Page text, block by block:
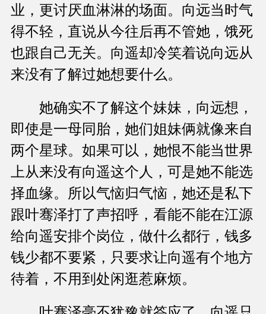
业，更讨厌血淋淋的场面。向远当时气
得不轻，直说从今往后再不管她，饿死
也跟自己无关。向遥却冷笑着说向远从
来没有了解过她想要什么。
她确实不了解这个妹妹，向远想，
即使是一母同胎，她们姐妹俩就像来自
两个星球。如果可以，她恨不能当世界
上从来没有向遥这个人，可是她不能选
择血缘。所以气恼归气恼，她还是私下
跟叶骞泽打了声招呼，看能不能在江源
给向遥安排个岗位，做什么都行，钱多
钱少都不要紧，只要求让向遥有个地方
待着，不用到处闲逛惹麻烦。